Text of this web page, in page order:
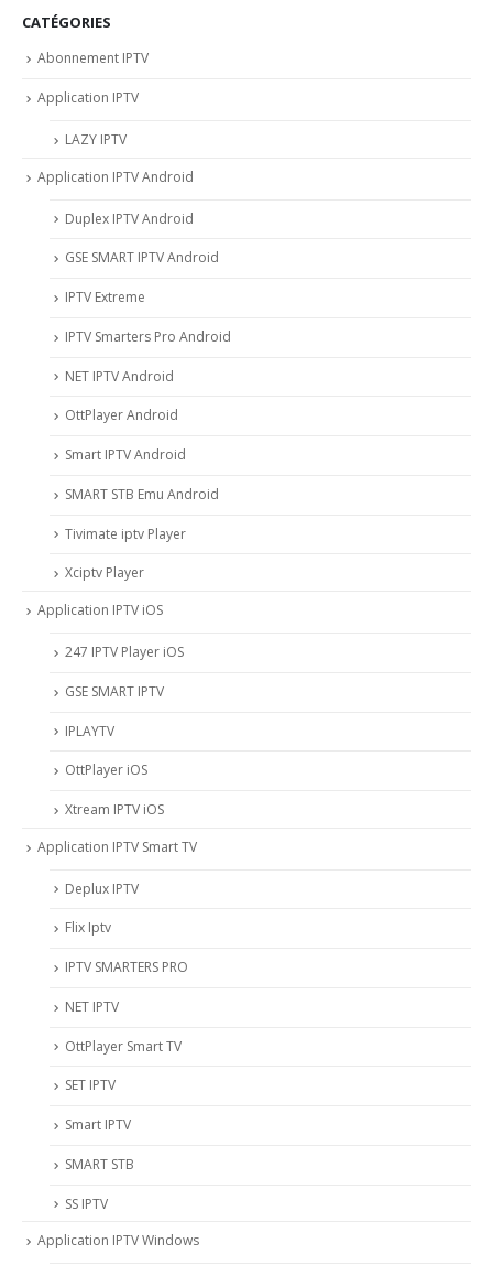
CATÉGORIES
Abonnement IPTV
Application IPTV
LAZY IPTV
Application IPTV Android
Duplex IPTV Android
GSE SMART IPTV Android
IPTV Extreme
IPTV Smarters Pro Android
NET IPTV Android
OttPlayer Android
Smart IPTV Android
SMART STB Emu Android
Tivimate iptv Player
Xciptv Player
Application IPTV iOS
247 IPTV Player iOS
‎GSE SMART IPTV
IPLAYTV
OttPlayer iOS
Xtream IPTV iOS
Application IPTV Smart TV
Deplux IPTV
Flix Iptv
IPTV SMARTERS PRO
NET IPTV
OttPlayer Smart TV
SET IPTV
Smart IPTV
SMART STB
SS IPTV
Application IPTV Windows